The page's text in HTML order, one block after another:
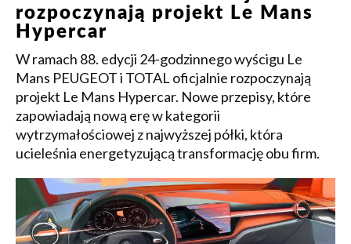
rozpoczynają projekt Le Mans
Hypercar
W ramach 88. edycji 24-godzinnego wyścigu Le
Mans PEUGEOT i TOTAL oficjalnie rozpoczynają
projekt Le Mans Hypercar. Nowe przepisy, które
zapowiadają nową erę w kategorii
wytrzymałościowej z najwyższej półki, która
ucieleśnia energetyzującą transformację obu firm.